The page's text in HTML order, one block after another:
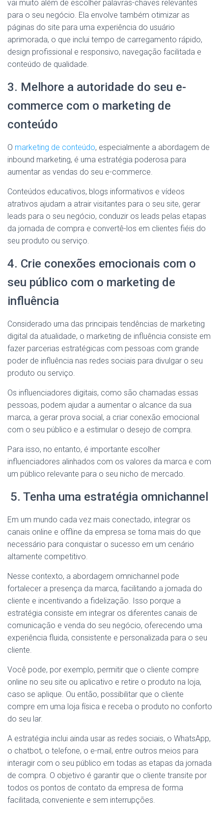
vai muito além de escolher palavras-chaves relevantes
para o seu negócio. Ela envolve também otimizar as
páginas do site para uma experiência do usuário
aprimorada, o que inclui tempo de carregamento rápido,
design profissional e responsivo, navegação facilitada e
conteúdo de qualidade.
3. Melhore a autoridade do seu e-
commerce com o marketing de
conteúdo
O marketing de conteúdo, especialmente a abordagem de
inbound marketing, é uma estratégia poderosa para
aumentar as vendas do seu e-commerce.
Conteúdos educativos, blogs informativos e vídeos
atrativos ajudam a atrair visitantes para o seu site, gerar
leads para o seu negócio, conduzir os leads pelas etapas
da jornada de compra e convertê-los em clientes fiéis do
seu produto ou serviço.
4. Crie conexões emocionais com o
seu público com o marketing de
influência
Considerado uma das principais tendências de marketing
digital da atualidade, o marketing de influência consiste em
fazer parcerias estratégicas com pessoas com grande
poder de influência nas redes sociais para divulgar o seu
produto ou serviço.
Os influenciadores digitais, como são chamadas essas
pessoas, podem ajudar a aumentar o alcance da sua
marca, a gerar prova social, a criar conexão emocional
com o seu público e a estimular o desejo de compra.
Para isso, no entanto, é importante escolher
influenciadores alinhados com os valores da marca e com
um público relevante para o seu nicho de mercado.
5. Tenha uma estratégia omnichannel
Em um mundo cada vez mais conectado, integrar os
canais online e offline da empresa se torna mais do que
necessário para conquistar o sucesso em um cenário
altamente competitivo.
Nesse contexto, a abordagem omnichannel pode
fortalecer a presença da marca, facilitando a jornada do
cliente e incentivando a fidelização. Isso porque a
estratégia consiste em integrar os diferentes canais de
comunicação e venda do seu negócio, oferecendo uma
experiência fluida, consistente e personalizada para o seu
cliente.
Você pode, por exemplo, permitir que o cliente compre
online no seu site ou aplicativo e retire o produto na loja,
caso se aplique. Ou então, possibilitar que o cliente
compre em uma loja física e receba o produto no conforto
do seu lar.
A estratégia inclui ainda usar as redes sociais, o WhatsApp,
o chatbot, o telefone, o e-mail, entre outros meios para
interagir com o seu público em todas as etapas da jornada
de compra. O objetivo é garantir que o cliente transite por
todos os pontos de contato da empresa de forma
facilitada, conveniente e sem interrupções.